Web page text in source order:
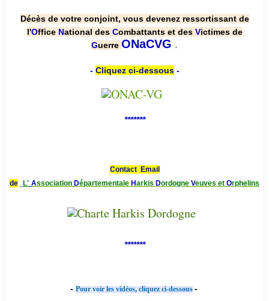
Décès de votre conjoint, vous devenez ressortissant de
l'Office National des Combattants et des Victimes de
Guerre ONaCVG .
- Cliquez ci-dessous-
*******
Contact Email
de
L' Association Départementale Harkis Dordogne Veuves et Orphelins
*******
- Pour voir les vidéos, cliquez ci-dessous -